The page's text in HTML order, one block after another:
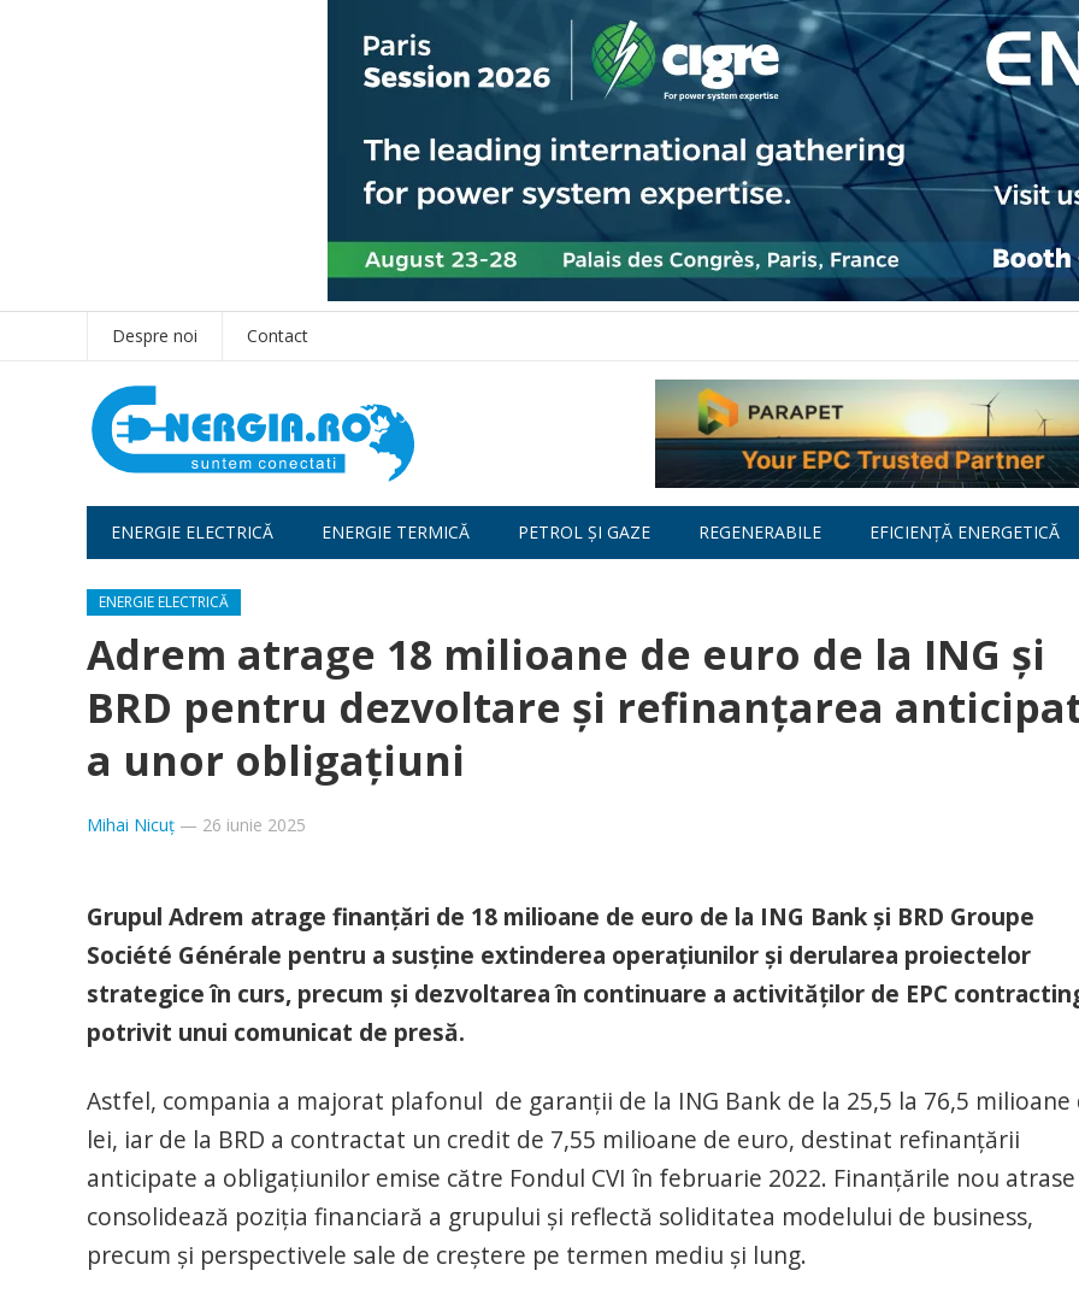
Despre noi Contact
ENERGIE ELECTRICĂ ENERGIE TERMICĂ PETROL ȘI GAZE REGENERABILE EFICIENȚĂ ENERGETICĂ
ENERGIE ELECTRICĂ
Adrem atrage 18 milioane de euro de la ING și
BRD pentru dezvoltare și refinanțarea
a unor obligațiuni
Mihai Nicuț — 26 iunie 2025
Grupul Adrem atrage finanțări de 18 milioane de euro de la ING Bank și BRD Groupe
Société Générale pentru a susține extinderea operațiunilor și derularea proiectelor
strategice în curs, precum și dezvoltarea în continuare a activităților de EPC
potrivit unui comunicat de presă.
Astfel, compania a majorat plafonul de garanții de la ING Bank de la 25,5 la 76,5 milioane
lei, iar de la BRD a contractat un credit de 7,55 milioane de euro, destinat refinanțării
anticipate a obligațiunilor emise către Fondul CVI în februarie 2022. Finanțările nou atrase
consolidează poziția financiară a grupului și reflectă soliditatea modelului de business,
precum și perspectivele sale de creștere pe termen mediu și lung.